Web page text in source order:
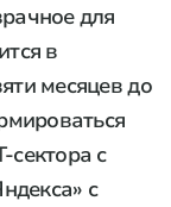
для
в
месяцев до
сектора с
с